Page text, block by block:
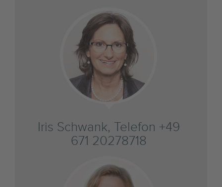
Iris Schwank, Telefon +49
671 20278718